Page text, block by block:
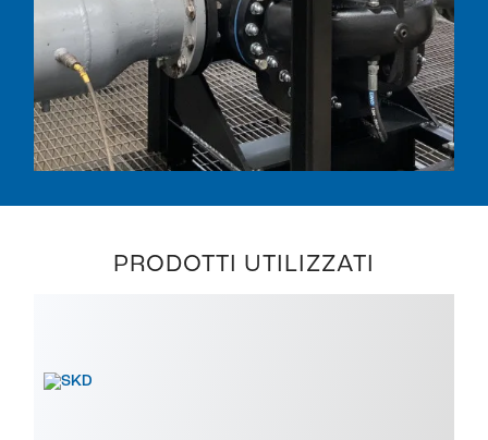
PRODOTTI UTILIZZATI